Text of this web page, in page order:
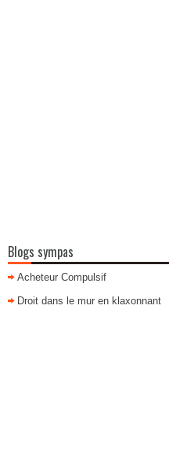
Blogs sympas
Acheteur Compulsif
Droit dans le mur en klaxonnant